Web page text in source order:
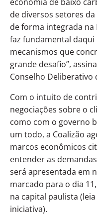
de diversos setores
de forma integrada na
faz fundamental
mecanismos que
grande desafio”,
Conselho Deliberativo
Com o intuito de
negociações sobre o
como com o governo
um todo, a Coalizão
marcos econômicos
entender as
será apresentada em
marcado para o dia
na capital paulista
iniciativa).